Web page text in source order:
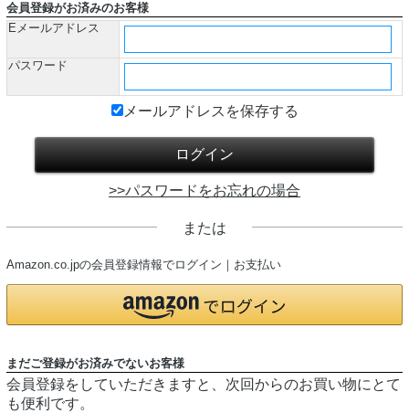
会員登録がお済みのお客様
Eメールアドレス
パスワード
メールアドレスを保存する
>>パスワードをお忘れの場合
または
Amazon.co.jpの会員登録情報でログイン｜お支払い
まだご登録がお済みでないお客様
会員登録をしていただきますと、次回からのお買い物にとて
も便利です。